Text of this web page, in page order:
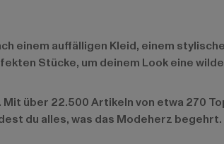
einem auffälligen Kleid, einem
Stücke, um deinem Look eine
über 22.500 Artikeln von etwa 270
du alles, was das Modeherz